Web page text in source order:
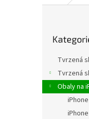
n
kategorie
Tvrzená
Tvrzená
Obaly na